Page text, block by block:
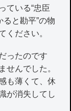
ている“忠臣
ると勘平”の物
ください。
ったのです
せんでした。
も薄くて、休
が消失してし